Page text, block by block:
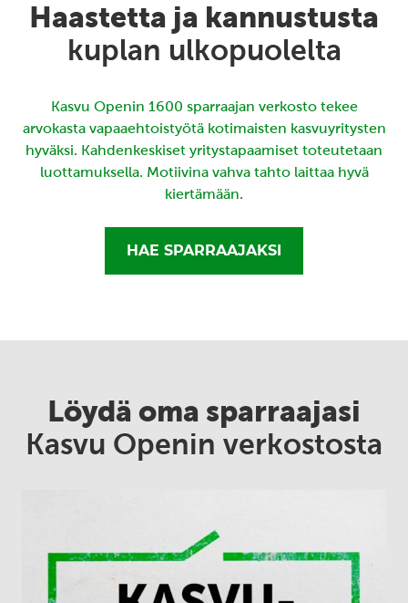
Haastetta ja kannustusta
kuplan ulkopuolelta
Kasvu Openin 1600 sparraajan verkosto tekee
arvokasta vapaaehtoistyötä kotimaisten kasvuyritysten
hyväksi. Kahdenkeskiset yritystapaamiset toteutetaan
luottamuksella. Motiivina vahva tahto laittaa hyvä
kiertämään.
HAE SPARRAAJAKSI
Löydä oma sparraajasi
Kasvu Openin verkostosta